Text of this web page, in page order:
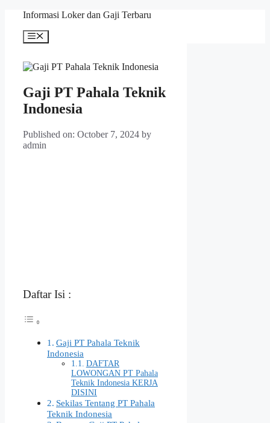
content
Informasi Loker dan Gaji Terbaru
Menu
Gaji PT Pahala Teknik
Indonesia
Published on: October 7, 2024 by
admin
Daftar Isi :
Gaji PT Pahala Teknik
Indonesia
DAFTAR
LOWONGAN PT Pahala
Teknik Indonesia KERJA
DISINI
Sekilas Tentang PT Pahala
Teknik Indonesia